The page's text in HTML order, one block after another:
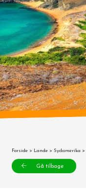
Forside > Lande > Sydamerika >
Gå tilbage